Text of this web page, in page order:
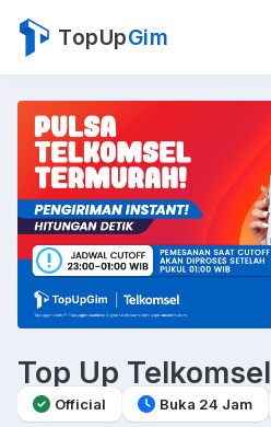
TopUpGim
Top Up Telkomsel
Official Buka 24 Jam